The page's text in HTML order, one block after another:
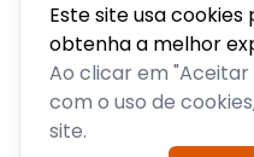
Este site usa
obtenha a melhor
Ao clicar em
com o uso de
site.
Acompanhe todas as
ingressos, serviços aos
informações sobre o clube.